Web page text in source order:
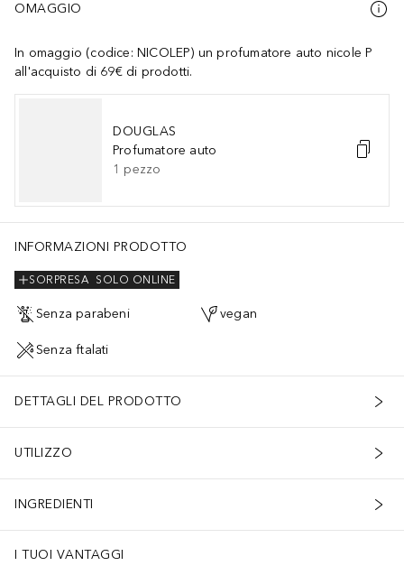
OMAGGIO
In omaggio (codice: NICOLEP) un profumatore auto nicole P
all'acquisto di 69€ di prodotti.
DOUGLAS
Profumatore auto
1 pezzo
INFORMAZIONI PRODOTTO
SOLO ONLINE
SORPRESA
Senza parabeni vegan
Senza ftalati
DETTAGLI DEL PRODOTTO
UTILIZZO
INGREDIENTI
I TUOI VANTAGGI